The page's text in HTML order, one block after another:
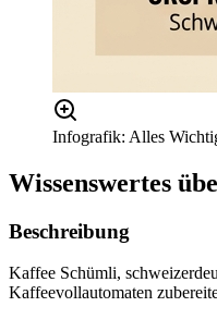
Infografik: Alles
Wissenswertes
Beschreibung
Kaffee Schümli,
Kaffeevollautomaten